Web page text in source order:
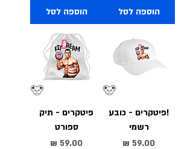
הוספה לסל הוספה לסל
!פיטקרים - כובע
רשמי
מחיר
פיטקרים - תיק
ספורט
מחיר